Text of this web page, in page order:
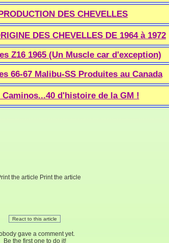
DES CHEVELLES
DES CHEVELLES DE 1964 à 1972
Z16 1965 (Un Muscle car d'exception)
66-67 Malibu-SS Produites au Canada
d'histoire de la GM !
Print the article
React to this article
gave a comment yet.
Be the first one to do it!